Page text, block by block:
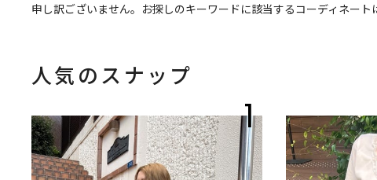
申し訳ございません。お探しのキーワードに該当するコーディネート
人気のスナップ
1